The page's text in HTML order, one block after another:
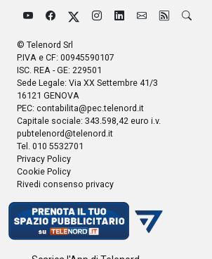
© Telenord Srl
P.IVA e CF: 00945590107
ISC. REA - GE: 229501
Sede Legale: Via XX Settembre 41/3
16121 GENOVA
PEC: contabilita@pec.telenord.it
Capitale sociale: 343.598,42 euro i.v.
pubtelenord@telenord.it
Tel. 010 5532701
Privacy Policy
Cookie Policy
Rivedi consenso privacy